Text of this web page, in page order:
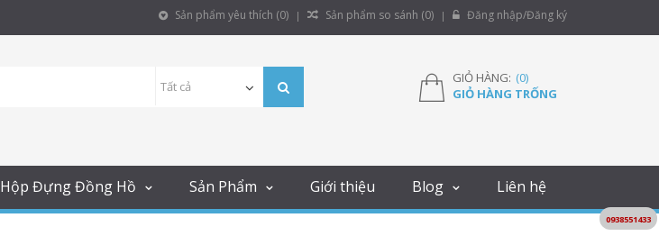
Sản phẩm yêu thích (0) Sản phẩm so sánh (0) Đăng nhập/Đăng ký
GIỎ HÀNG: (0)
GIỎ HÀNG TRỐNG
Hộp Đựng Đồng Hồ Sản Phẩm Giới thiệu Blog Liên hệ
0938551433